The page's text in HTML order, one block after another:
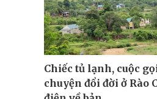
Chiếc tủ lạnh, cuộc
chuyện đổi đời ở Rào